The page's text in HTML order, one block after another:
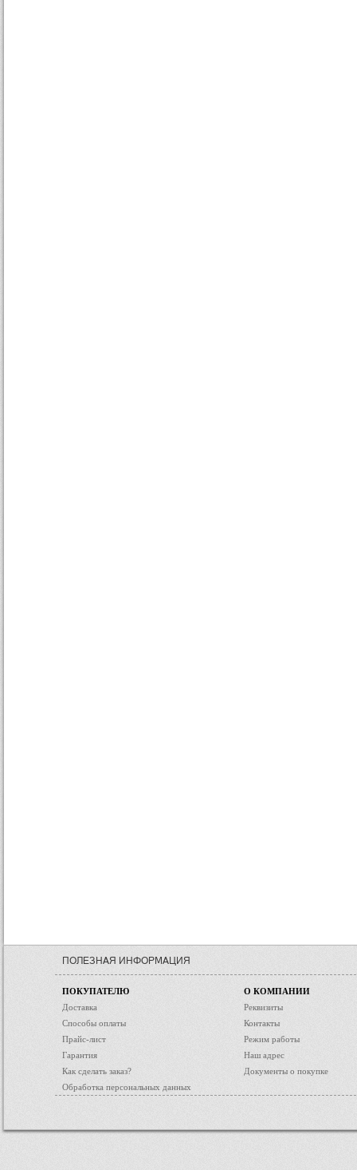
ПОЛЕЗНАЯ ИНФОРМАЦИЯ
ПОКУПАТЕЛЮ
Доставка
Способы оплаты
Прайс-лист
Гарантия
Как сделать заказ?
Обработка персональных данных
О КОМПАНИИ
Реквизиты
Контакты
Режим работы
Наш адрес
Документы о покупке